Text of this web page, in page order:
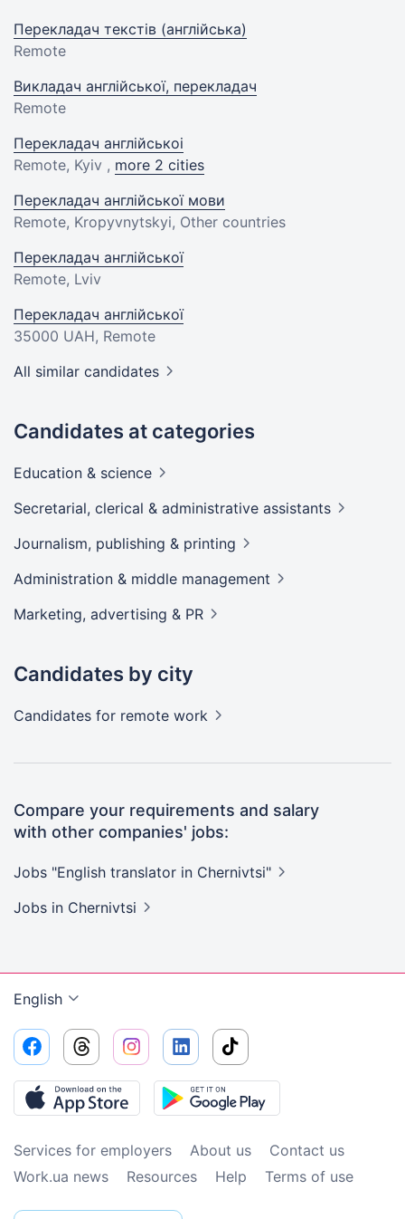
Перекладач текстів (англійська)
Remote
Викладач англійської, перекладач
Remote
Перекладач англійськоі
Remote, Kyiv , more 2 cities
Перекладач англійської мови
Remote, Kropyvnytskyi, Other countries
Перекладач англійської
Remote, Lviv
Перекладач англійської
35000 UAH, Remote
All similar candidates
Candidates at categories
Education & science
Secretarial, clerical & administrative assistants
Journalism, publishing & printing
Administration & middle management
Marketing, advertising & PR
Candidates by city
Candidates for remote work
Compare your requirements and salary
with other companies' jobs:
Jobs "English translator in Chernivtsi"
Jobs in Chernivtsi
English
Services for employers About us
Contact us
Work.ua news
Resources Help Terms of use